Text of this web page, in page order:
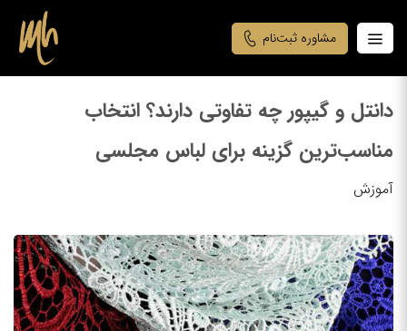
مشاوره ثبت‌نام
دانتل و گیپور چه تفاوتی دارند؟ انتخاب
مناسب‌ترین گزینه برای لباس مجلسی
آموزش